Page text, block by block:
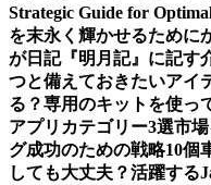
Strategic Guide for
を末永く輝かせるために
が日記『明月記』に記す
つと備えておきたいアイ
る？専用のキットを使っ
アプリカテゴリー3選市
グ成功のための戦略10個
しても大丈夫？活躍する